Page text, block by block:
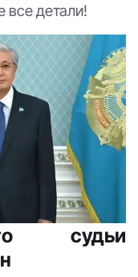
все детали!
судьи